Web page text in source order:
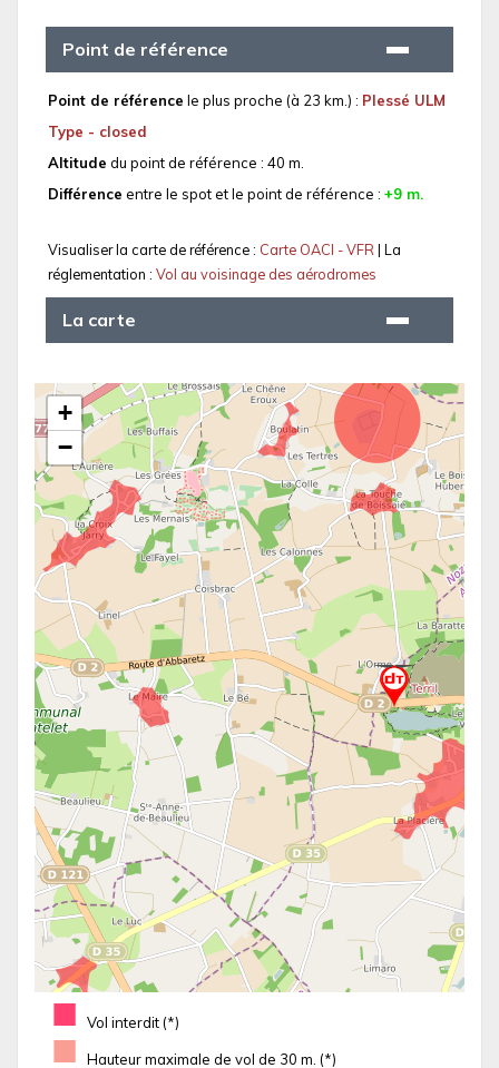
Point de référence
Point de référence le plus proche (à 23 km.) : Plessé ULM
Type - closed
Altitude du point de référence : 40 m.
Différence entre le spot et le point de référence : +9 m.
Visualiser la carte de référence : Carte OACI - VFR| La
réglementation : Vol au voisinage des aérodromes
La carte
■ Vol interdit (*)
■ Hauteur maximale de vol de 30 m. (*)